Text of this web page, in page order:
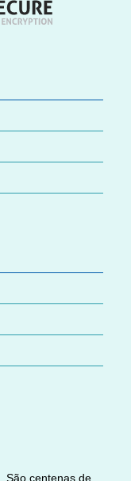
. São centenas de